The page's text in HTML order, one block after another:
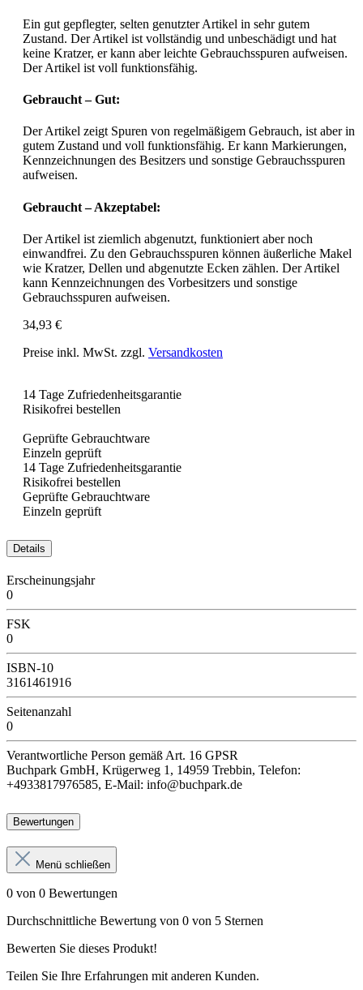
Ein gut gepflegter, selten genutzter Artikel in sehr gutem
Zustand. Der Artikel ist vollständig und unbeschädigt und hat
keine Kratzer, er kann aber leichte Gebrauchsspuren aufweisen.
Der Artikel ist voll funktionsfähig.
Gebraucht – Gut:
Der Artikel zeigt Spuren von regelmäßigem Gebrauch, ist aber in
gutem Zustand und voll funktionsfähig. Er kann Markierungen,
Kennzeichnungen des Besitzers und sonstige Gebrauchsspuren
aufweisen.
Gebraucht – Akzeptabel:
Der Artikel ist ziemlich abgenutzt, funktioniert aber noch
einwandfrei. Zu den Gebrauchsspuren können äußerliche Makel
wie Kratzer, Dellen und abgenutzte Ecken zählen. Der Artikel
kann Kennzeichnungen des Vorbesitzers und sonstige
Gebrauchsspuren aufweisen.
34,93 €
Preise inkl. MwSt. zzgl. Versandkosten
14 Tage Zufriedenheitsgarantie
Risikofrei bestellen
Geprüfte Gebrauchtware
Einzeln geprüft
14 Tage Zufriedenheitsgarantie
Risikofrei bestellen
Geprüfte Gebrauchtware
Einzeln geprüft
Details
Erscheinungsjahr
0
FSK
0
ISBN-10
3161461916
Seitenanzahl
0
Verantwortliche Person gemäß Art. 16 GPSR
Buchpark GmbH, Krügerweg 1, 14959 Trebbin, Telefon:
+4933817976585, E-Mail: info@buchpark.de
Bewertungen
Menü schließen
0 von 0 Bewertungen
Durchschnittliche Bewertung von 0 von 5 Sternen
Bewerten Sie dieses Produkt!
Teilen Sie Ihre Erfahrungen mit anderen Kunden.